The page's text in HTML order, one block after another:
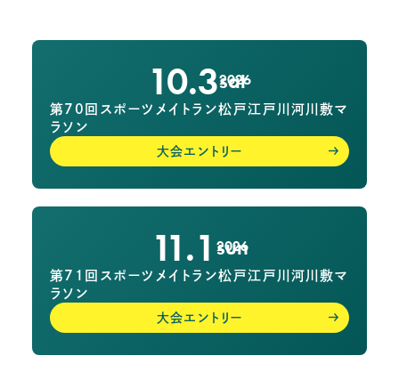
10.32026
sat
第70回スポーツメイトラン松戸江戸川河川敷マ
ラソン
大会エントリー
11.1 2026
sun
第71回スポーツメイトラン松戸江戸川河川敷マ
ラソン
大会エントリー